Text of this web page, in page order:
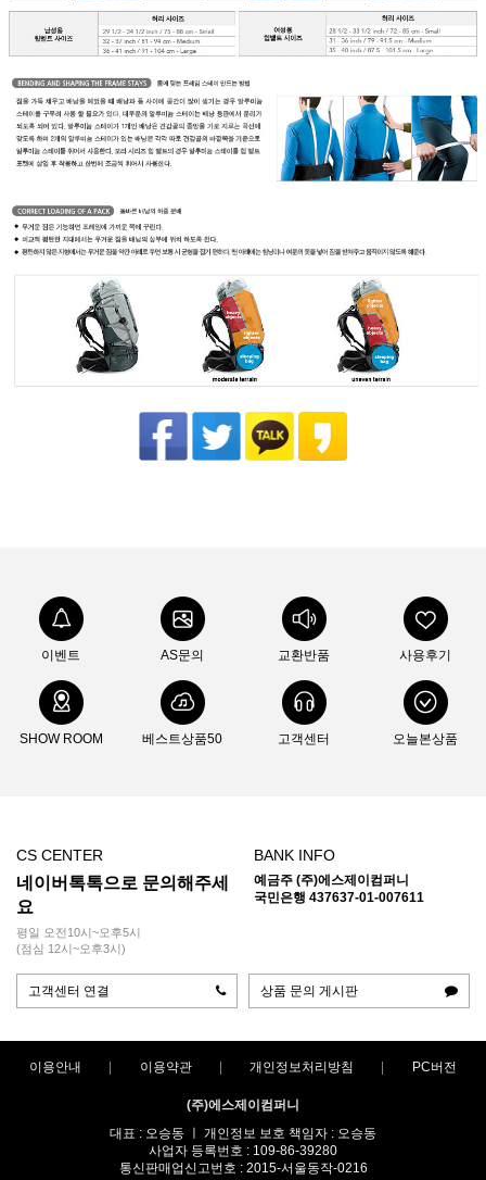
이벤트 AS문의 교환반품 사용후기
SHOW ROOM 베스트상품50 고객센터 오늘본상품
CS CENTER
네이버톡톡으로 문의해주세
요
평일 오전10시~오후5시
(점심 12시~오후3시)
BANK INFO
예금주 (주)에스제이컴퍼니
국민은행 437637-01-007611
고객센터 연결 상품 문의 게시판
이용안내 이용약관 개인정보처리방침 PC버전
(주)에스제이컴퍼니
대표 : 오승동 ㅣ 개인정보 보호 책임자 : 오승동
사업자 등록번호 : 109-86-39280
통신판매업신고번호 : 2015-서울동작-0216